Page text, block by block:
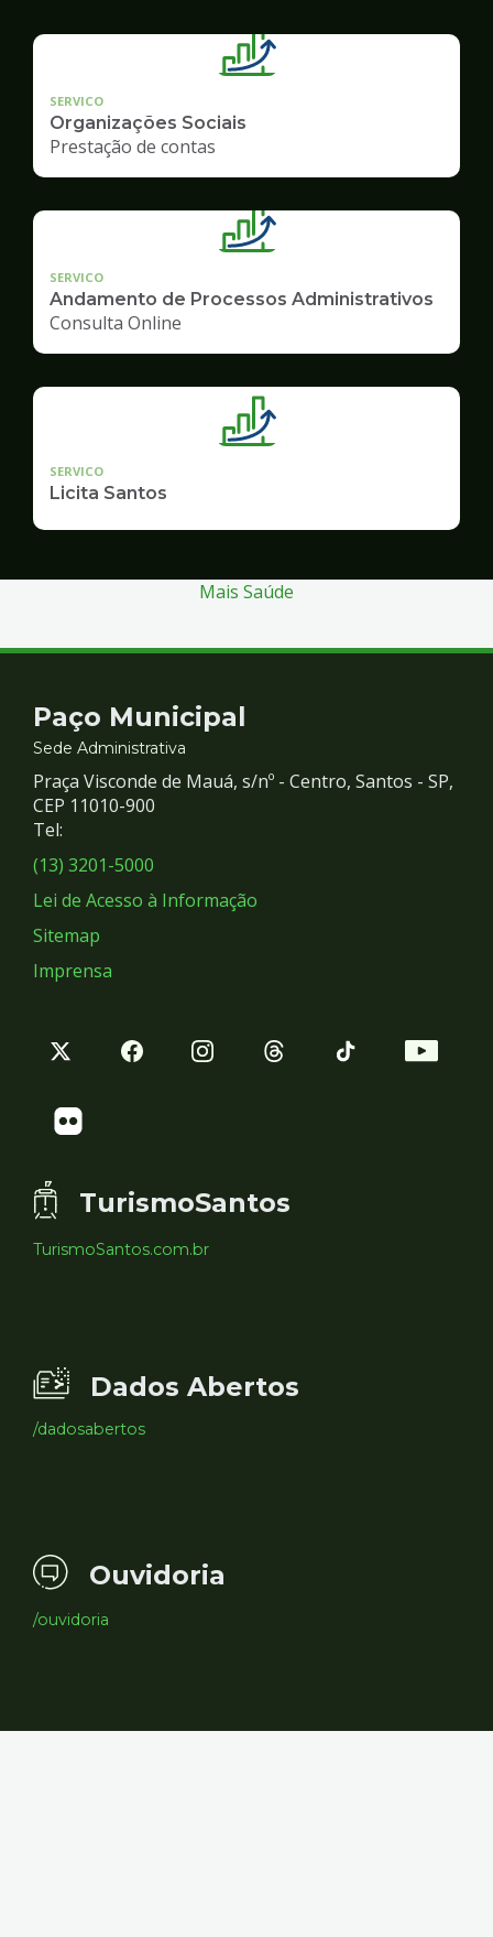
SERVICO
Organizações Sociais
Prestação de contas
SERVICO
Andamento de Processos Administrativos
Consulta Online
SERVICO
Licita Santos
Mais Saúde
Contato
e
Redes
Sociais
Paço Municipal
Sede Administrativa
Praça Visconde de Mauá, s/nº - Centro, Santos - SP,
CEP 11010-900
Tel:
(13) 3201-5000
Lei de Acesso à Informação
Sitemap
Imprensa
TurismoSantos
TurismoSantos.com.br
Dados Abertos
/dadosabertos
Ouvidoria
/ouvidoria